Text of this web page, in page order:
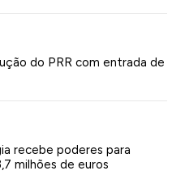
do PRR com entrada de
recebe poderes para
milhões de euros